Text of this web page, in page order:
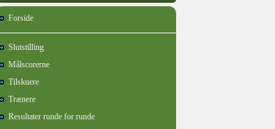
Forside
Slutstilling
Målscorerne
Tilskuere
Trænere
Resultater runde for runde